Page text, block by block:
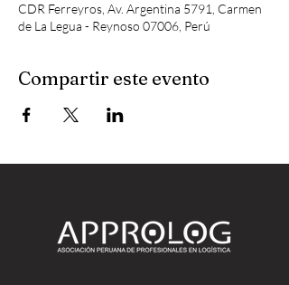
CDR Ferreyros, Av. Argentina 5791, Carmen
de La Legua - Reynoso 07006, Perú
Compartir este evento